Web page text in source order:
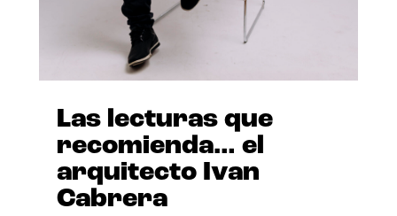
Las lecturas que
recomienda… el
arquitecto Ivan
Cabrera